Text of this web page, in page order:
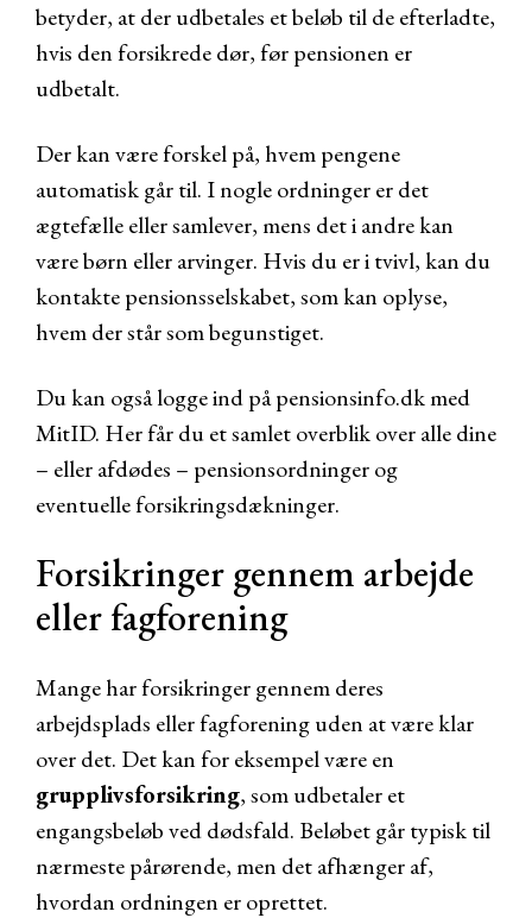
betyder, at der udbetales et beløb til de efterladte,
hvis den forsikrede dør, før pensionen er
udbetalt.
Der kan være forskel på, hvem pengene
automatisk går til. I nogle ordninger er det
ægtefælle eller samlever, mens det i andre kan
være børn eller arvinger. Hvis du er i tvivl, kan du
kontakte pensionsselskabet, som kan oplyse,
hvem der står som begunstiget.
Du kan også logge ind påpensionsinfo.dkmed
MitID. Her får du et samlet overblik over alle dine
– eller afdødes – pensionsordninger og
eventuelle forsikringsdækninger.
Forsikringer gennem arbejde
eller fagforening
Mange har forsikringer gennem deres
arbejdsplads eller fagforening uden at være klar
over det. Det kan for eksempel være en
grupplivsforsikring, som udbetaler et
engangsbeløb ved dødsfald. Beløbet går typisk til
nærmeste pårørende, men det afhænger af,
hvordan ordningen er oprettet.